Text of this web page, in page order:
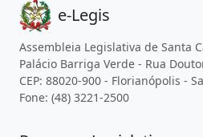
e-Legis
Assembleia Legislativa de Santa
Palácio Barriga Verde - Rua
CEP: 88020-900 - Florianópolis -
Fone: (48) 3221-2500